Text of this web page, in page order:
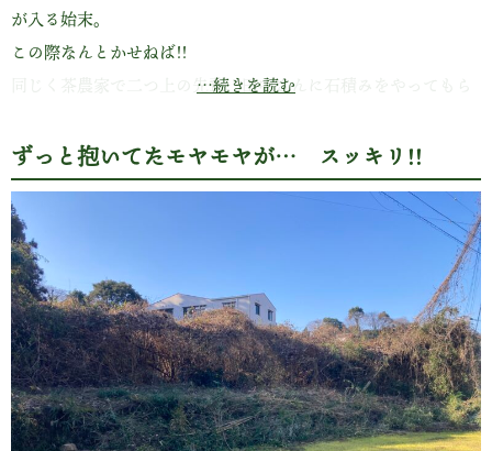
が入る始末。
この際なんとかせねば!!
同じく茶農家で二つ上の先輩、田中さんに石積みをやってもら
…続きを読む
ずっと抱いてたモヤモヤが… スッキリ!!